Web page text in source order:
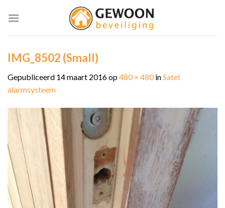
IMG_8502 (Small)
Gepubliceerd 14 maart 2016op480 × 480inSatel
alarmsysteem